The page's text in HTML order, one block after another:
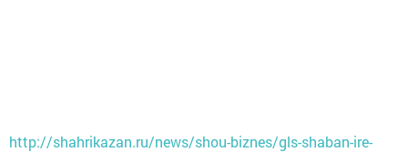
http://shahrikazan.ru/news/shou-biznes/gls-shaban-ire-